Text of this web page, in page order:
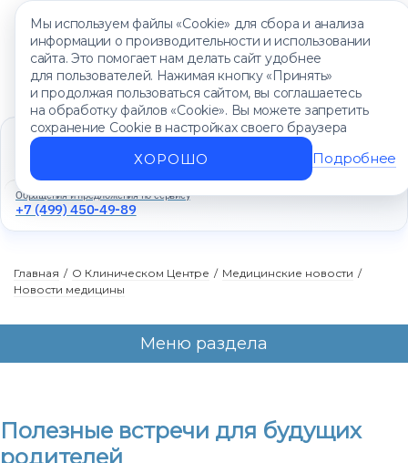
Мы используем файлы «Cookie» для сбора и анализа
информации о производительности и использовании
сайта. Это помогает нам делать сайт удобнее
для пользователей. Нажимая кнопку «Принять»
и продолжая пользоваться сайтом, вы соглашаетесь
на обработку файлов «Cookie». Вы можете запретить
сохранение Cookie в настройках своего браузера
ХОРОШО Подробнее
Единый контакт-центр
+7 (499) 450-88-89
Ежедневно с 8:00 до 20:00
Обращения и предложения по сервису
+7 (499) 450-49-89
Главная / О Клиническом Центре / Медицинские новости /
Новости медицины
Полезные встречи для будущих
родителей
Меню раздела